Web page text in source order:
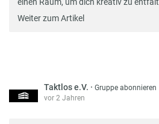
Weiter zum Artikel
Taktlos e.V. ·Gruppe abonnieren
vor 2 Jahren